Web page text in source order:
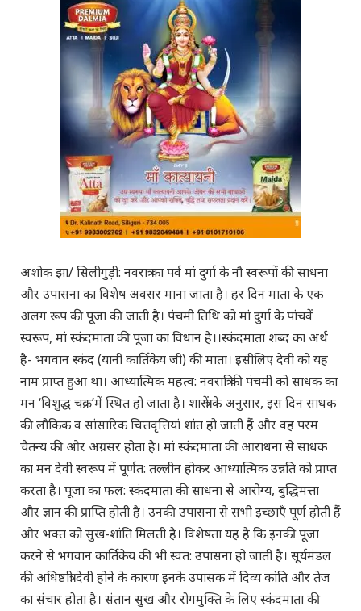
अशोक झा/ सिलीगुड़ी: नवरात्र का पर्व मां दुर्गा के नौ स्वरूपों की साधना
और उपासना का विशेष अवसर माना जाता है। हर दिन माता के एक
अलग रूप की पूजा की जाती है। पंचमी तिथि को मां दुर्गा के पांचवें
स्वरूप, मां स्कंदमाता की पूजा का विधान है।।स्कंदमाता शब्द का अर्थ
है- भगवान स्कंद (यानी कार्तिकेय जी) की माता। इसीलिए देवी को यह
नाम प्राप्त हुआ था। आध्यात्मिक महत्व: नवरात्रि की पंचमी को साधक का
मन ‘विशुद्ध चक्र’में स्थित हो जाता है। शास्त्रों के अनुसार, इस दिन साधक
की लौकिक व सांसारिक चित्तवृत्तियां शांत हो जाती हैं और वह परम
चैतन्य की ओर अग्रसर होता है। मां स्कंदमाता की आराधना से साधक
का मन देवी स्वरूप में पूर्णत: तल्लीन होकर आध्यात्मिक उन्नति को प्राप्त
करता है। पूजा का फल: स्कंदमाता की साधना से आरोग्य, बुद्धिमत्ता
और ज्ञान की प्राप्ति होती है। उनकी उपासना से सभी इच्छाएँ पूर्ण होती हैं
और भक्त को सुख-शांति मिलती है। विशेषता यह है कि इनकी पूजा
करने से भगवान कार्तिकेय की भी स्वत: उपासना हो जाती है। सूर्यमंडल
की अधिष्ठात्री देवी होने के कारण इनके उपासक में दिव्य कांति और तेज
का संचार होता है। संतान सुख और रोगमुक्ति के लिए स्कंदमाता की